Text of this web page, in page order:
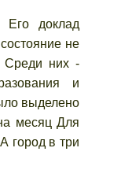
Его доклад
не
Среди них -
и
выделено
месяц Для
город в три